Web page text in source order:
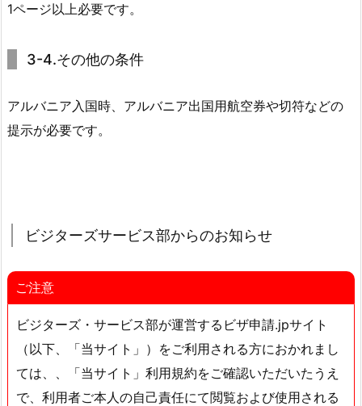
1ページ以上必要です。
3-4.その他の条件
アルバニア入国時、アルバニア出国用航空券や切符などの
提示が必要です。
ビジターズサービス部からのお知らせ
ご注意
ビジターズ・サービス部が運営するビザ申請.jpサイト
（以下、「当サイト」）をご利用される方におかれまし
ては、、「当サイト」利用規約をご確認いただいたうえ
で、利用者ご本人の自己責任にて閲覧および使用される